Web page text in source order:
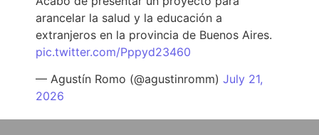
arancelar la salud y la educación a
extranjeros en la provincia de Buenos Aires.
pic.twitter.com/Pppyd23460
— Agustín Romo (@agustinromm) July 21,
2026